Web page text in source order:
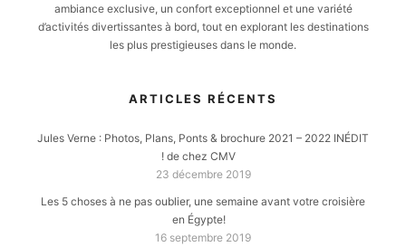
ambiance exclusive, un confort exceptionnel et une variété
d’activités divertissantes à bord, tout en explorant les destinations
les plus prestigieuses dans le monde.
ARTICLES RÉCENTS
Jules Verne : Photos, Plans, Ponts & brochure 2021 – 2022 INÉDIT
! de chez CMV
23 décembre 2019
Les 5 choses à ne pas oublier, une semaine avant votre croisière
en Égypte!
16 septembre 2019